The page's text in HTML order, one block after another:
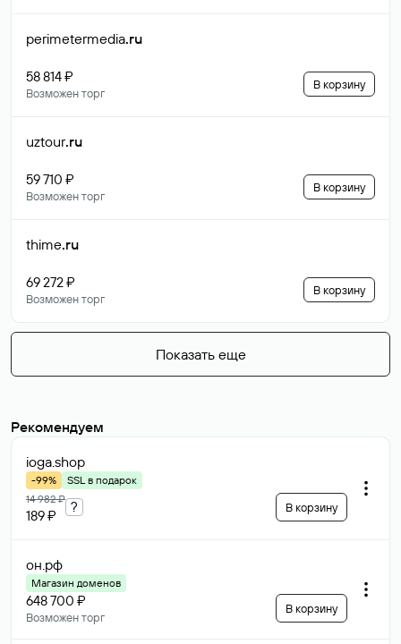
perimetermedia.ru
58 814 ₽
Возможен торг
В корзину
uztour.ru
59 710 ₽
Возможен торг
В корзину
thime.ru
69 272 ₽
Возможен торг
В корзину
Показать еще
Рекомендуем
ioga.shop
-99%
SSL в подарок
14 982 ₽
189 ₽
? В корзину
он.рф
Магазин доменов
648 700 ₽
Возможен торг
В корзину